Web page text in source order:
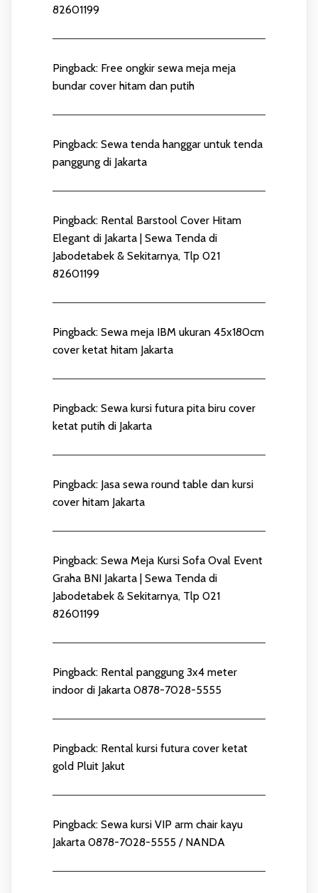
82601199
Pingback: Free ongkir sewa meja meja
bundar cover hitam dan putih
Pingback:Sewa tenda hanggar untuk tenda
panggung di Jakarta
Pingback: Rental Barstool Cover Hitam
Elegant di Jakarta | Sewa Tenda di
Jabodetabek & Sekitarnya, Tlp 021
82601199
Pingback:Sewa meja IBM ukuran 45x180cm
cover ketat hitam Jakarta
Pingback:Sewa kursi futura pita biru cover
ketat putih di Jakarta
Pingback: Jasa sewa round table dan kursi
cover hitam Jakarta
Pingback:Sewa Meja Kursi Sofa Oval Event
Graha BNI Jakarta | Sewa Tenda di
Jabodetabek & Sekitarnya, Tlp 021
82601199
Pingback: Rental panggung 3x4 meter
indoor di Jakarta 0878-7028-5555
Pingback: Rental kursi futura cover ketat
gold Pluit Jakut
Pingback:Sewa kursi VIP arm chair kayu
Jakarta 0878-7028-5555 / NANDA